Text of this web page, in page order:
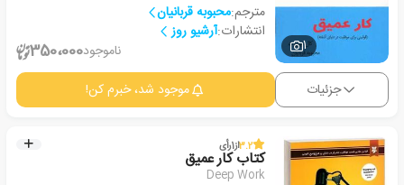
1
مترجم:محبوبه قربانیان
انتشارات:آرشیو روز
ناموجود350،000
جزئیات موجود شد، خبرم کن!
3.2از1رأی
کتاب کار عمیق
Deep Work